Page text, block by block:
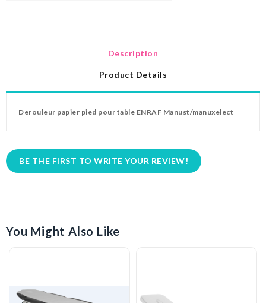
Description
Product Details
Derouleur papier pied pour table ENRAF Manust/manuxelect
BE THE FIRST TO WRITE YOUR REVIEW!
You Might Also Like